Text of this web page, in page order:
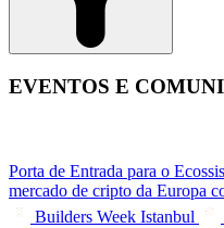
EVENTOS E
Porta de Entrada para o
mercado de cripto da Europa
Builders Week Istanbul